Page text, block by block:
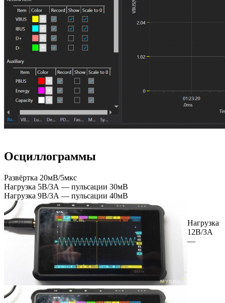
Осциллограммы
Развёртка 20мВ/5мкс
Нагрузка 5В/3А — пульсации 30мВ
Нагрузка 9В/3А — пульсации 40мВ
Нагрузка
12В/3А
—